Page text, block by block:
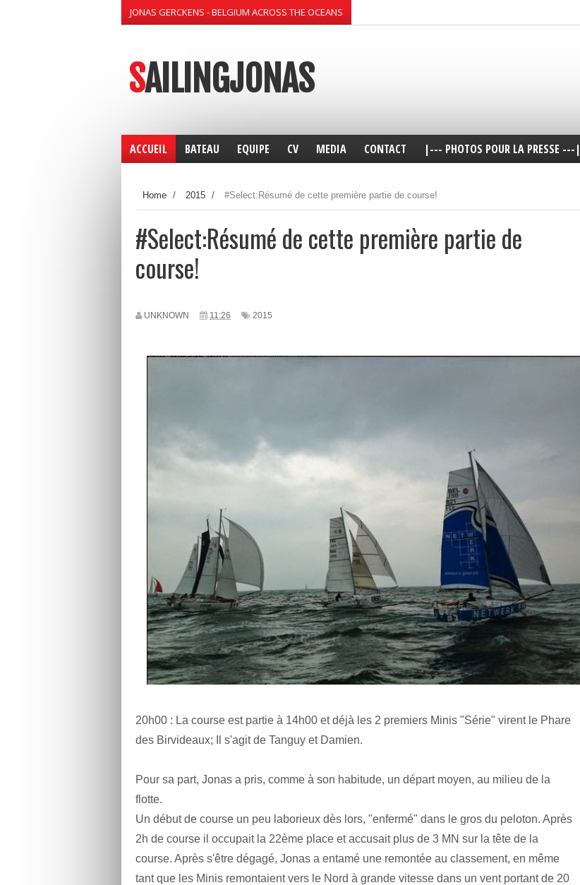
JONAS GERCKENS - BELGIUM ACROSS THE OCEANS
SAILINGJONAS
ACCUEIL BATEAU EQUIPE CV MEDIA CONTACT |--- PHOTOS POUR LA PRESSE ---|
Home / 2015 / #Select:Résumé de cette première partie de course!
#Select:Résumé de cette première partie de
course!
UNKNOWN 11:26 2015
20h00 : La course est partie à 14h00 et déjà les 2 premiers Minis "Série" virent le Phare
des Birvideaux; Il s'agit de Tanguy et Damien.
Pour sa part, Jonas a pris, comme à son habitude, un départ moyen, au milieu de la
flotte.
Un début de course un peu laborieux dès lors, "enfermé" dans le gros du peloton. Après
2h de course il occupait la 22ème place et accusait plus de 3 MN sur la tête de la
course. Après s'être dégagé, Jonas a entamé une remontée au classement, en même
tant que les Minis remontaient vers le Nord à grande vitesse dans un vent portant de 20